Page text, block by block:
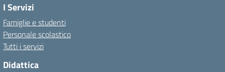
I Servizi
Famiglie e studenti
Personale scolastico
Tutti i servizi
Didattica